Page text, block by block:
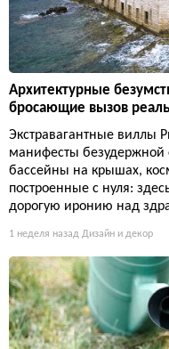
Архитектурные
бросающие вызов
Экстравагантные виллы
манифесты
бассейны на крышах,
построенные с нуля:
дорогую иронию над
1 неделя назад Дизайн и декор